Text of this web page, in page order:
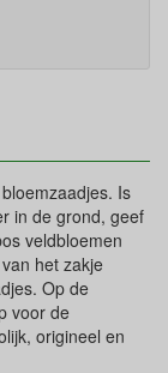
Is
in de grond, geef
veldbloemen
het zakje
Op de
voor de
origineel en